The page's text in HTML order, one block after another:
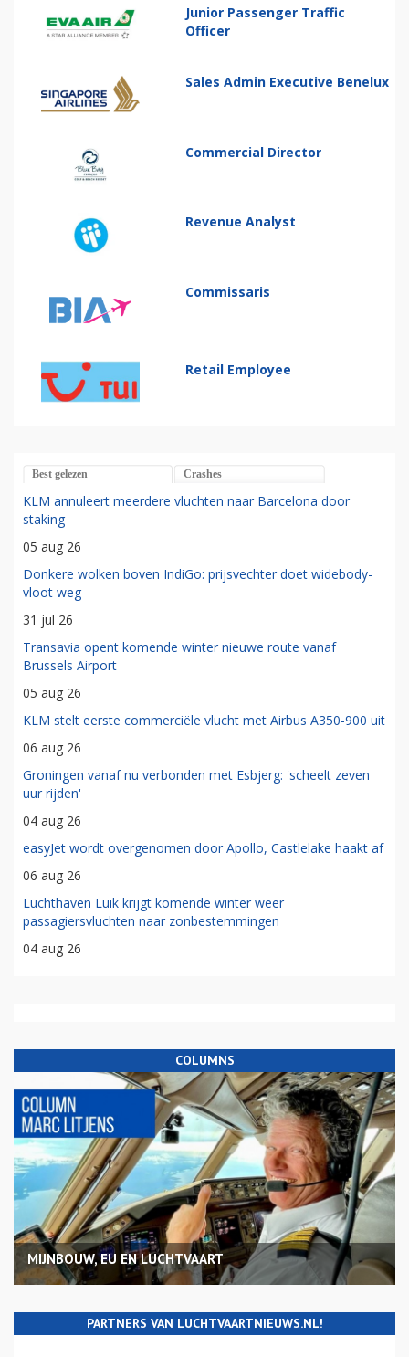
Junior Passenger Traffic
Officer
Sales Admin Executive Benelux
Commercial Director
Revenue Analyst
Commissaris
Retail Employee
Best gelezen Crashes
KLM annuleert meerdere vluchten naar Barcelona door
staking
05 aug 26
Donkere wolken boven IndiGo: prijsvechter doet widebody-
vloot weg
31 jul 26
Transavia opent komende winter nieuwe route vanaf
Brussels Airport
05 aug 26
KLM stelt eerste commerciële vlucht met Airbus A350-900 uit
06 aug 26
Groningen vanaf nu verbonden met Esbjerg: 'scheelt zeven
uur rijden'
04 aug 26
easyJet wordt overgenomen door Apollo, Castlelake haakt af
06 aug 26
Luchthaven Luik krijgt komende winter weer
passagiersvluchten naar zonbestemmingen
04 aug 26
COLUMNS
MIJNBOUW, EU EN LUCHTVAART
PARTNERS VAN LUCHTVAARTNIEUWS.NL!